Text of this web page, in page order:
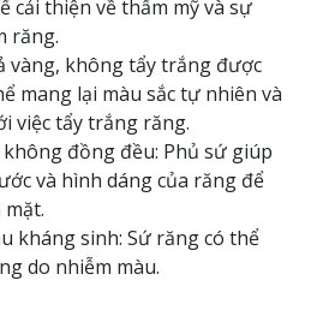
cải thiện về thẩm mỹ và sự
răng.
vàng, không tẩy trắng được
mang lại màu sắc tự nhiên và
việc tẩy trắng răng.
đồng đều: Phủ sứ giúp
và hình dáng của răng để
kháng sinh: Sứ răng có thể
do nhiễm màu.